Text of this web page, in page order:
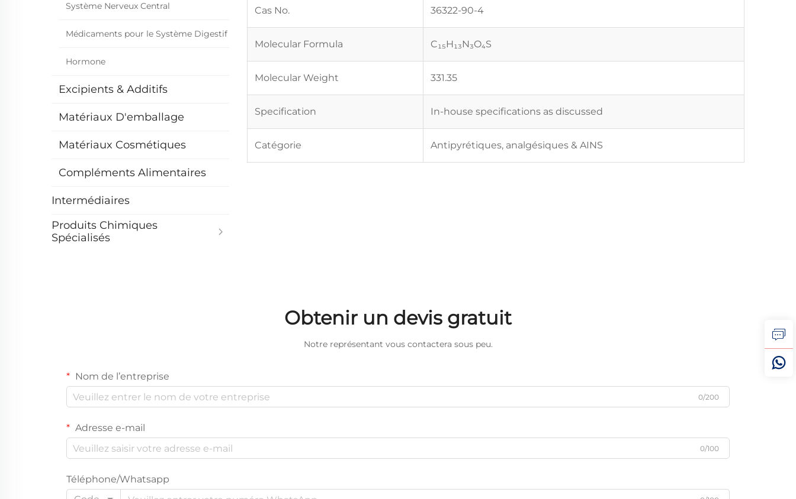
Système Nerveux Central
Médicaments pour le Système Digestif
Hormone
Excipients & Additifs
Matériaux D'emballage
Matériaux Cosmétiques
Compléments Alimentaires
Intermédiaires
Produits Chimiques
Spécialisés
Cas No. 36322-90-4
Molecular Formula C₁₅H₁₃N₃O₄S
Molecular Weight 331.35
Specification In-house specifications as discussed
Catégorie Antipyrétiques, analgésiques & AINS
Obtenir un devis gratuit
Notre représentant vous contactera sous peu.
Nom de l’entreprise
0/200
Adresse e-mail
0/100
Téléphone/Whatsapp